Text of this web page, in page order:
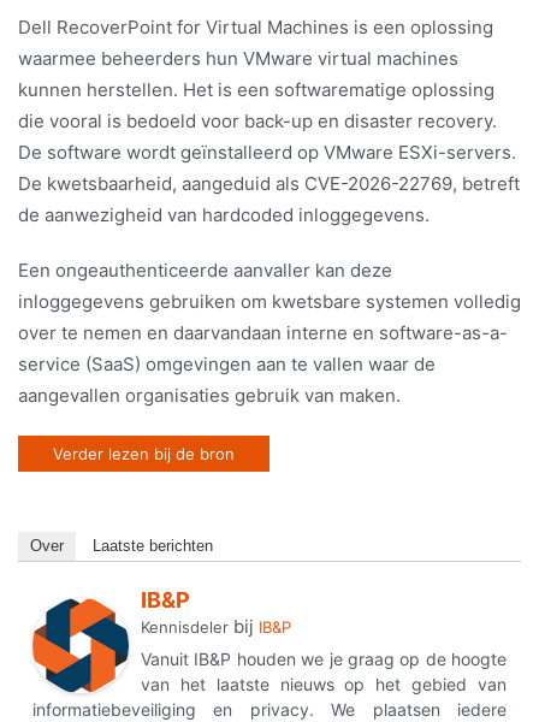
Dell RecoverPoint for Virtual Machines is een oplossing
waarmee beheerders hun VMware virtual machines
kunnen herstellen. Het is een softwarematige oplossing
die vooral is bedoeld voor back-up en disaster recovery.
De software wordt geïnstalleerd op VMware ESXi-servers.
De kwetsbaarheid, aangeduid als CVE-2026-22769, betreft
de aanwezigheid van hardcoded inloggegevens.
Een ongeauthenticeerde aanvaller kan deze
inloggegevens gebruiken om kwetsbare systemen volledig
over te nemen en daarvandaan interne en software-as-a-
service (SaaS) omgevingen aan te vallen waar de
aangevallen organisaties gebruik van maken.
Verder lezen bij de bron
Over Laatste berichten
IB&P
Kennisdeler bij IB&P
Vanuit IB&P houden we je graag op de hoogte
van het laatste nieuws op het gebied van
informatiebeveiliging en privacy. We plaatsen iedere